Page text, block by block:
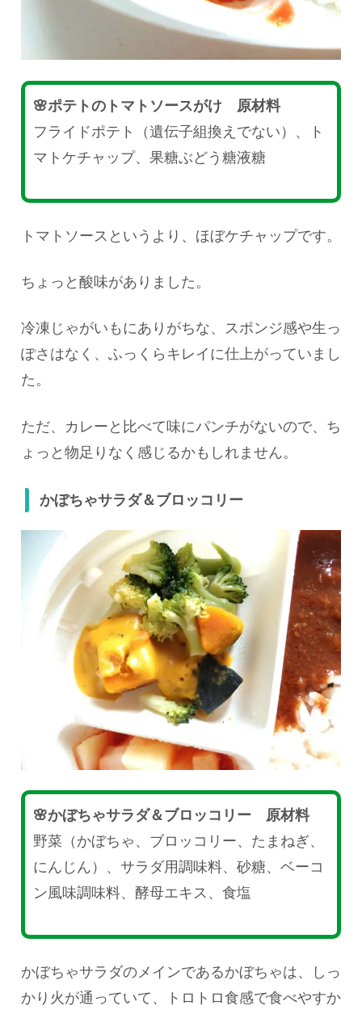
🌸ポテトのトマトソースがけ 原材料
フライドポテト（遺伝子組換えでない）、ト
マトケチャップ、果糖ぶどう糖液糖
トマトソースというより、ほぼケチャップです。
ちょっと酸味がありました。
冷凍じゃがいもにありがちな、スポンジ感や生っ
ぽさはなく、ふっくらキレイに仕上がっていまし
た。
ただ、カレーと比べて味にパンチがないので、ち
ょっと物足りなく感じるかもしれません。
かぼちゃサラダ＆ブロッコリー
🌸かぼちゃサラダ＆ブロッコリー 原材料
野菜（かぼちゃ、ブロッコリー、たまねぎ、
にんじん）、サラダ用調味料、砂糖、ベーコ
ン風味調味料、酵母エキス、食塩
かぼちゃサラダのメインであるかぼちゃは、しっ
かり火が通っていて、トロトロ食感で食べやすか